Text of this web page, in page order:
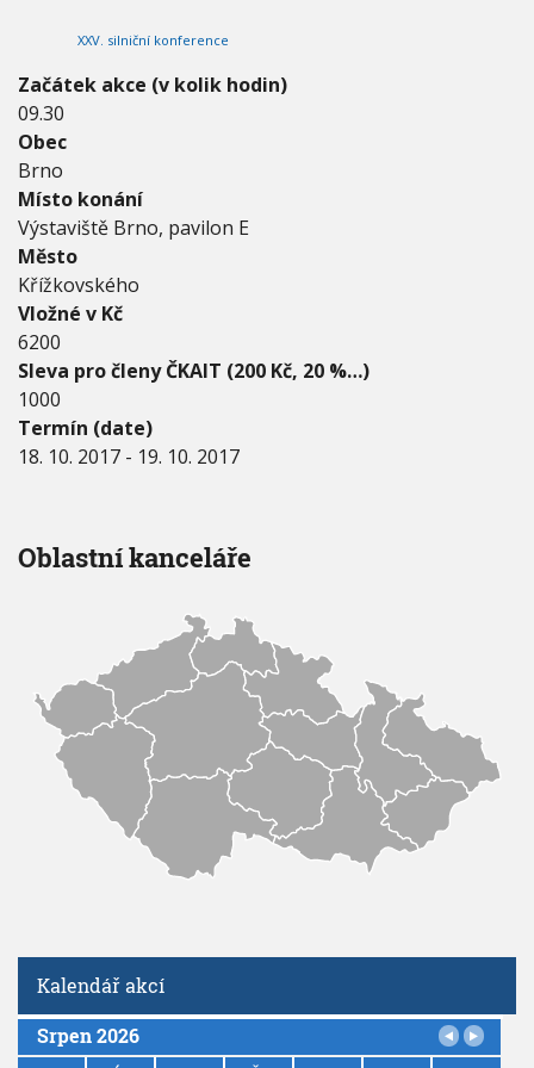
E
7
-
1
9
.
1
0
.
2
0
1
7
XXV. silniční konference
Začátek akce (v kolik hodin)
09.30
Obec
Brno
Místo konání
Výstaviště Brno, pavilon E
Město
Křížkovského
Vložné v Kč
6200
Sleva pro členy ČKAIT (200 Kč, 20 %…)
1000
Termín (date)
18. 10. 2017 - 19. 10. 2017
Oblastní kanceláře
Kalendář akcí
P
Srpen 2026